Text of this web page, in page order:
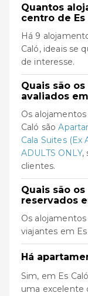
Quantos
centro de Es
Há 9
Caló, ideais se
de interesse.
Quais são
avaliados
Os
Caló são
Cala Suites (Ex
ADULTS ONLY,
clientes.
Quais são
reservados
Os
viajantes em Es
Há
Sim, em Es
uma excelente